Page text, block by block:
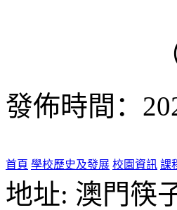
發佈時間：
首頁 學校歷史及發展 校園資訊 課
地址: 澳門筷